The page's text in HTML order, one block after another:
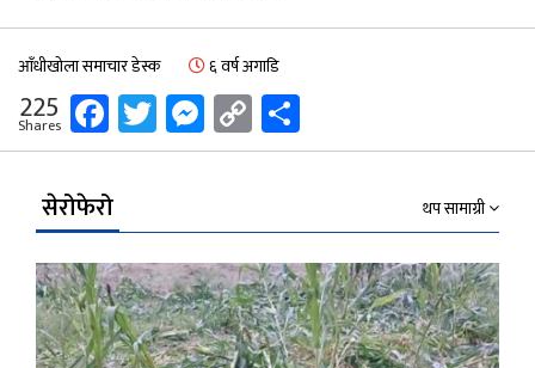
आँधीखोला समाचार डेस्क ६ वर्ष अगाडि
225
Shares Facebook
Twitter
Messenger
Copy
Link
सेरोफेरो थप सामाग्री